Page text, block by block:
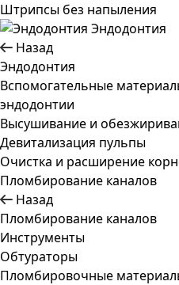
Штрипсы без напыления
Эндодонтия
Назад
Эндодонтия
Вспомогательные
эндодонтии
Высушивание и
Девитализация пульпы
Очистка и расширение
Пломбирование каналов
Назад
Пломбирование каналов
Инструменты
Обтураторы
Пломбировочные